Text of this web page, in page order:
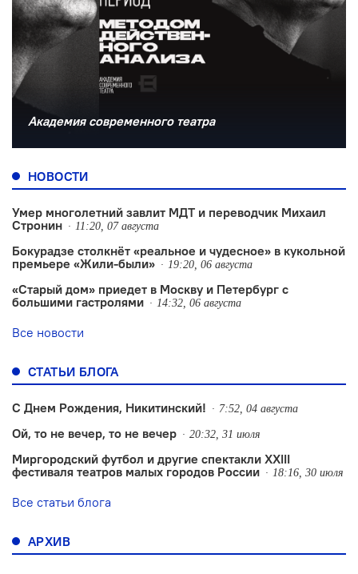
Академия современного театра
НОВОСТИ
Умер многолетний завлит МДТ и переводчик Михаил
Стронин
11:20, 07 августа
Бокурадзе столкнëт «реальное и чудесное» в кукольной
премьере «Жили-были»
19:20, 06 августа
«Старый дом» приедет в Москву и Петербург с
большими гастролями
14:32, 06 августа
Все новости
СТАТЬИ БЛОГА
С Днем Рождения, Никитинский! 7:52, 04 августа
Ой, то не вечер, то не вечер 20:32, 31 июля
Миргородский футбол и другие спектакли XXIII
фестиваля театров малых городов России
18:16, 30 июля
Все статьи блога
АРХИВ